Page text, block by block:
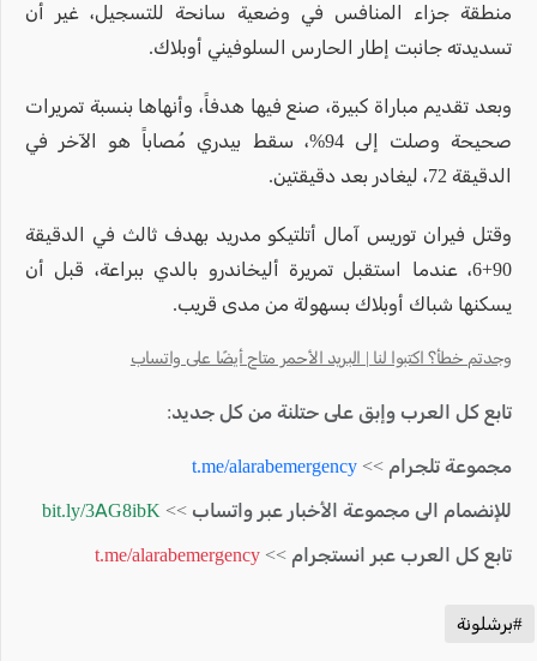
منطقة جزاء المنافس في وضعية سانحة للتسجيل، غير أن
تسديدته جانبت إطار الحارس السلوفيني أوبلاك.
وبعد تقديم مباراة كبيرة، صنع فيها هدفاً، وأنهاها بنسبة تمريرات
صحيحة وصلت إلى 94%، سقط بيدري مُصاباً هو الآخر في
الدقيقة 72، ليغادر بعد دقيقتين.
وقتل فيران توريس آمال أتلتيكو مدريد بهدف ثالث في الدقيقة
90+6، عندما استقبل تمريرة أليخاندرو بالدي ببراعة، قبل أن
يسكنها شباك أوبلاك بسهولة من مدى قريب.
وجدتم خطأ؟ اكتبوا لنا | البريد الأحمر متاح أيضًا على واتساب
تابع كل العرب وإبق على حتلنة من كل جديد:
مجموعة تلجرام >> t.me/alarabemergency
للإنضمام الى مجموعة الأخبار عبر واتساب >> bit.ly/3AG8ibK
تابع كل العرب عبر انستجرام >> t.me/alarabemergency
#برشلونة